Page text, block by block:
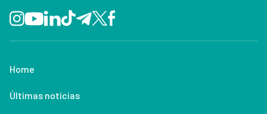
Home
Últimas notícias